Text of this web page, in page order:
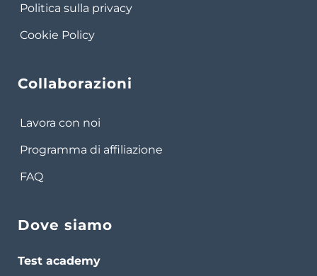
Politica sulla privacy
Cookie Policy
Collaborazioni
Lavora con noi
Programma di affiliazione
FAQ
Dove siamo
Test academy